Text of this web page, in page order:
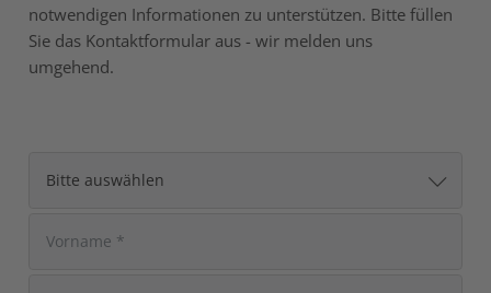
notwendigen Informationen zu unterstützen. Bitte füllen
Sie das Kontaktformular aus - wir melden uns
umgehend.